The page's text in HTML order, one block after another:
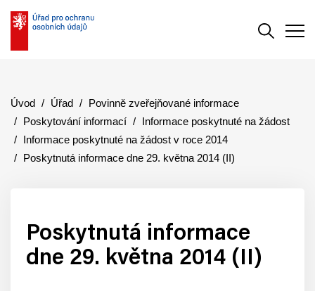
Úvod Úřad
Povinně zveřejňované informace
Poskytování informací
Informace poskytnuté na žádost
Informace poskytnuté na žádost v roce 2014
Poskytnutá informace dne 29. května 2014 (II)
Poskytnutá informace
dne 29. května 2014 (II)